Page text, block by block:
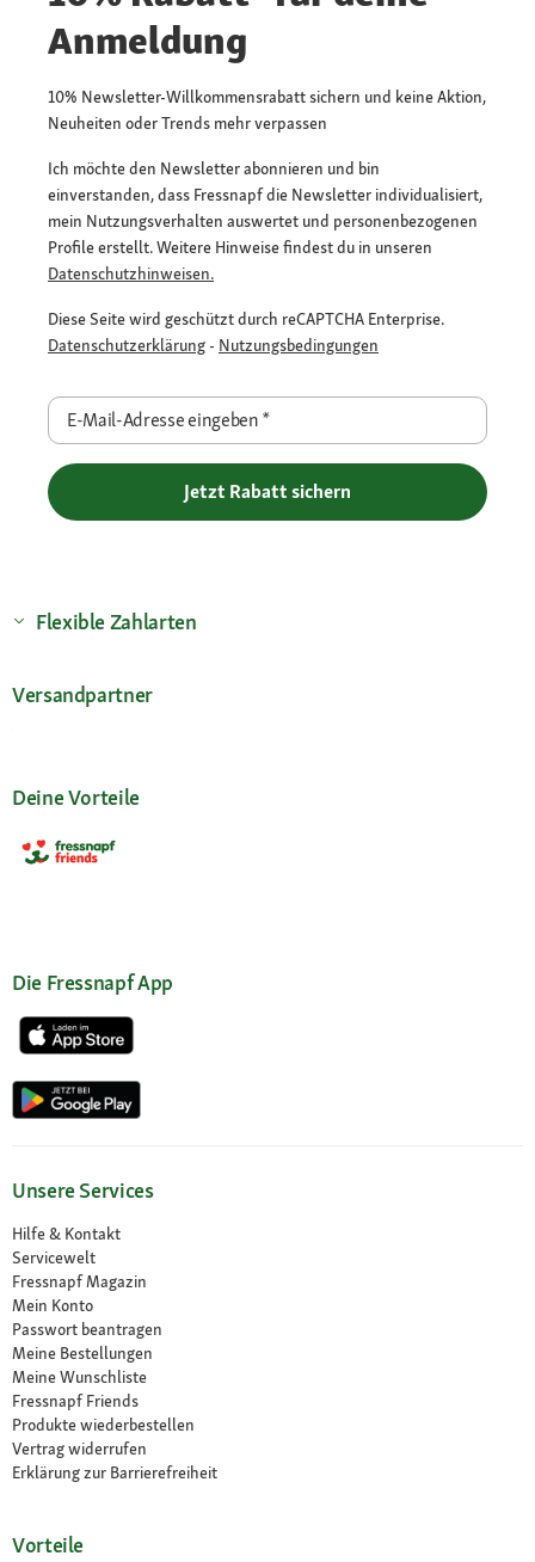
Anmeldung
10% Newsletter-Willkommensrabatt sichern und keine Aktion,
Neuheiten oder Trends mehr verpassen
Ich möchte den Newsletter abonnieren und bin
einverstanden, dass Fressnapf die Newsletter individualisiert,
mein Nutzungsverhalten auswertet und personenbezogenen
Profile erstellt. Weitere Hinweise findest du in unseren
Datenschutzhinweisen.
Diese Seite wird geschützt durch reCAPTCHA Enterprise.
Datenschutzerklärung - Nutzungsbedingungen
E-Mail-Adresse eingeben*
Jetzt Rabatt sichern
Flexible Zahlarten
Versandpartner
Deine Vorteile
Die Fressnapf App
Unsere Services
Hilfe & Kontakt
Servicewelt
Fressnapf Magazin
Mein Konto
Passwort beantragen
Meine Bestellungen
Meine Wunschliste
Fressnapf Friends
Produkte wiederbestellen
Vertrag widerrufen
Erklärung zur Barrierefreiheit
Vorteile